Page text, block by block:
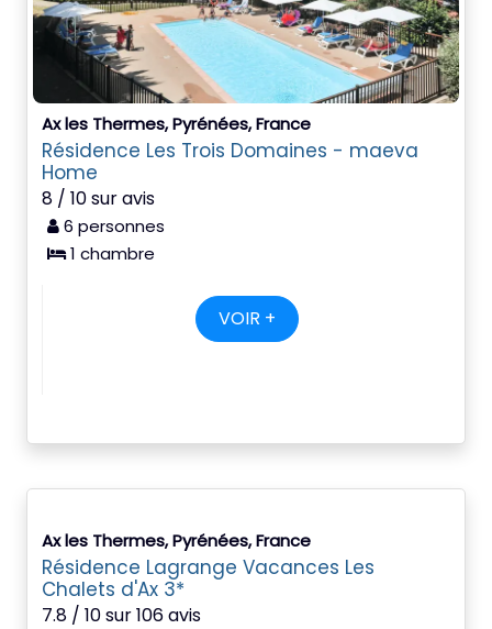
Ax les Thermes, Pyrénées, France
Résidence Les Trois Domaines - maeva
Home
8 / 10 sur avis
6 personnes
1 chambre
VOIR +
Ax les Thermes, Pyrénées, France
Résidence Lagrange Vacances Les
Chalets d'Ax 3*
7.8 / 10 sur 106 avis